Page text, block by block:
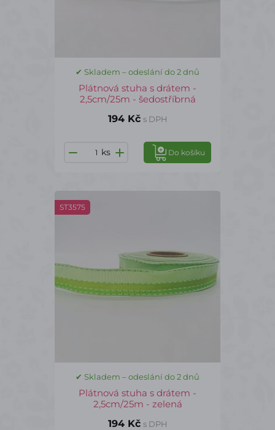
✔ Skladem – odeslání do 2 dnů
Plátnová stuha s drátem -
2,5cm/25m - šedostříbrná
194 Kč s DPH
ks Do košíku
ST3575
✔ Skladem – odeslání do 2 dnů
Plátnová stuha s drátem -
2,5cm/25m - zelená
194 Kč s DPH